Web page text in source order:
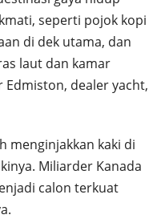
seperti pojok kopi
di dek utama, dan
laut dan kamar
dealer yacht,
menginjakkan kaki di
Miliarder Kanada
calon terkuat